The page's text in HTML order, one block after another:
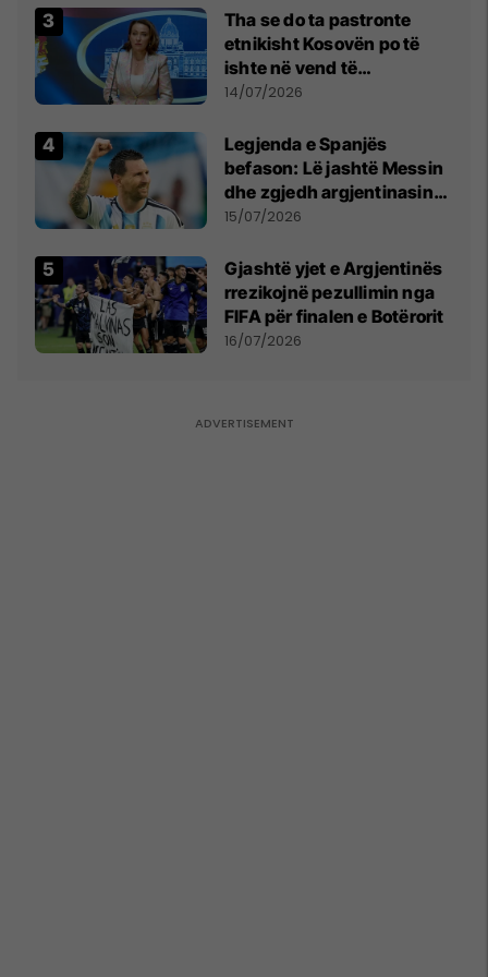
Tha se do ta pastronte
etnikisht Kosovën po të
ishte në vend të
Millosheviqit, Lëvizja e
kërkon shkarkimin e
menjëhershëm të
Snezhana Paunoviq
14/07/2026
Legjenda e Spanjës
befason: Lë jashtë Messin
dhe zgjedh argjentinasin
më të mirë në botë
15/07/2026
Gjashtë yjet e Argjentinës
rrezikojnë pezullimin nga
FIFA për finalen e Botërorit
16/07/2026